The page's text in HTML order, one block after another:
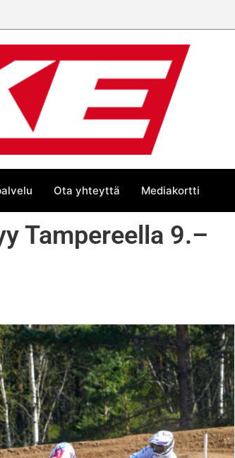
Ota yhteyttä Mediakortti
Tampereella 9.–